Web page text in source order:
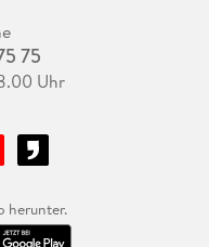
75
Uhr
herunter.